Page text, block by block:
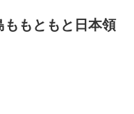
ももともと日本領